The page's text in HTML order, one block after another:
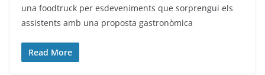
una foodtruck per esdeveniments que sorprengui els
assistents amb una proposta gastronòmica
Read More